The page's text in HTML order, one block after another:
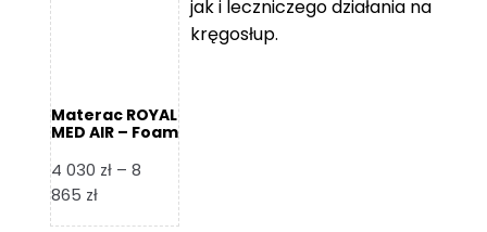
Materac ROYAL
MED AIR – Foam
4 030 zł – 8
865 złZakres
jak i leczniczego działania na
kręgosłup.